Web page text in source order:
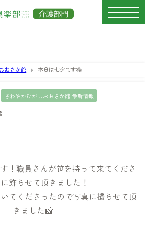
おさか館 本日は七夕です🎋
さわやかひがしおおさか館 最新情報
！職員さんが笹を持って来てくださ
飾らせて頂きました！
てくださったので写真に撮らせて頂
きました📸